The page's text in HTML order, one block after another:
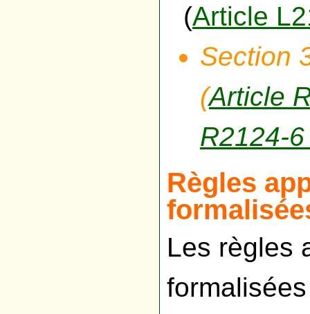
(Article
Section
(Article
R2124-
Règles
Les règles